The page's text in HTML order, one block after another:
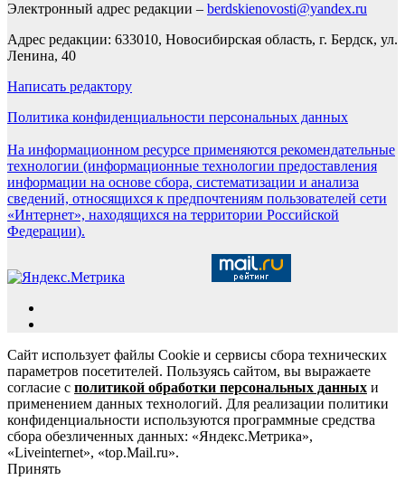
Электронный адрес редакции – berdskienovosti@yandex.ru
Адрес редакции: 633010, Новосибирская область, г. Бердск, ул.
Ленина, 40
Написать редактору
Политика конфиденциальности персональных данных
На информационном ресурсе применяются рекомендательные
технологии (информационные технологии предоставления
информации на основе сбора, систематизации и анализа
сведений, относящихся к предпочтениям пользователей сети
«Интернет», находящихся на территории Российской
Федерации).
Сайт использует файлы Cookie и сервисы сбора технических
параметров посетителей. Пользуясь сайтом, вы выражаете
согласие с политикой обработки персональных данных и
применением данных технологий. Для реализации политики
конфиденциальности используются программные средства
сбора обезличенных данных: «Яндекс.Метрика»,
«Liveinternet», «top.Mail.ru».
Принять